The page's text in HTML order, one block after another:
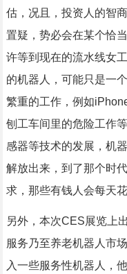
估，况且，投资人的智
置疑，势必会在某个恰
许等到现在的流水线女
的机器人，可能只是一
繁重的工作，例如
刨工车间里的危险工作
感器等技术的发展，机
解放出来，到了那个时
求，那些有钱人会每天
另外，本次CES展览上
服务乃至养老机器人市
入一些服务性机器人，